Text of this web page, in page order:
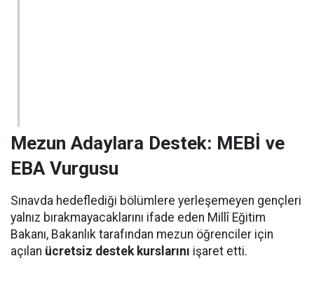
Mezun Adaylara Destek: MEBİ ve
EBA Vurgusu
Sınavda hedeflediği bölümlere yerleşemeyen gençleri
yalnız bırakmayacaklarını ifade eden Millî Eğitim
Bakanı, Bakanlık tarafından mezun öğrenciler için
açılan ücretsiz destek kurslarını işaret etti.